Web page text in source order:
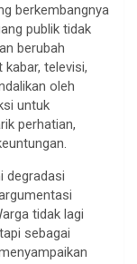
berkembangnya
publik tidak
berubah
televisi,
oleh
untuk
perhatian,
degradasi
tidak lagi
sebagai